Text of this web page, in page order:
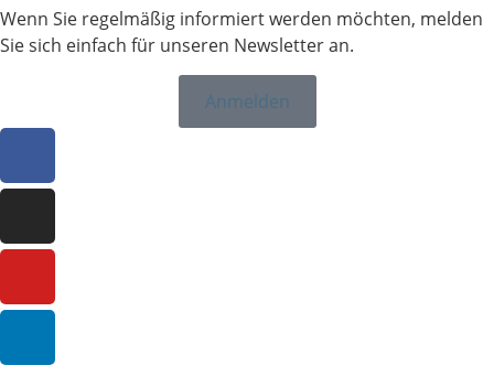
Wenn Sie regelmäßig informiert werden möchten, melden
Sie sich einfach für unseren Newsletter an.
Anmelden